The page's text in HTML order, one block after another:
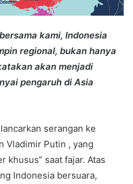
kami, Indonesia
regional, bukan hanya
akan menjadi
pengaruh di Asia
serangan ke
Vladimir Putin , yang
khusus” saat fajar. Atas
Indonesia bersuara,